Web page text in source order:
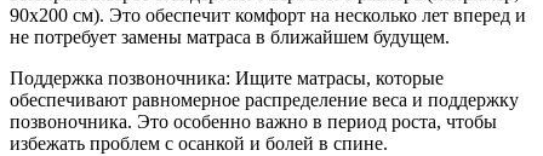
90x200 см). Это обеспечит комфорт на несколько лет вперед и
не потребует замены матраса в ближайшем будущем.
Поддержка позвоночника: Ищите матрасы, которые
обеспечивают равномерное распределение веса и поддержку
позвоночника. Это особенно важно в период роста, чтобы
избежать проблем с осанкой и болей в спине.